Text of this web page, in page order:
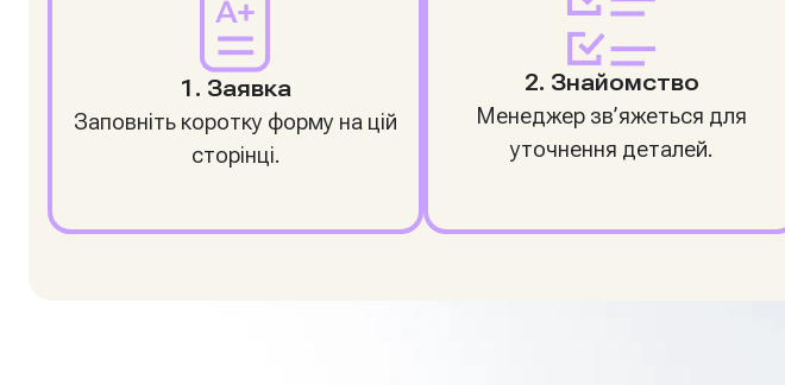
1. Заявка
Заповніть коротку форму на цій
сторінці.
2. Знайомство
Менеджер зв’яжеться для
уточнення деталей.